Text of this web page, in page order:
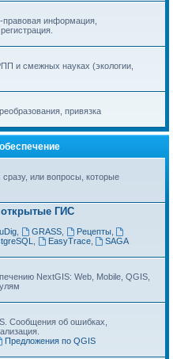
правовая информация,
и смежных науках (экологии,
привязка
или вопросы, которые
ГИС
, GRASS, Рецепты,
EasyTrace,
SAGA
NextGIS: Web, Mobile, QGIS,
Сообщения об ошибках,
Предложения по QGIS